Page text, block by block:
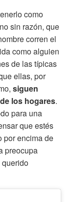
como
sin razón, que
corren el
como alguien
de las típicas
ellas, por
siguen
los hogares.
para una
que estés
por encima de
preocupa